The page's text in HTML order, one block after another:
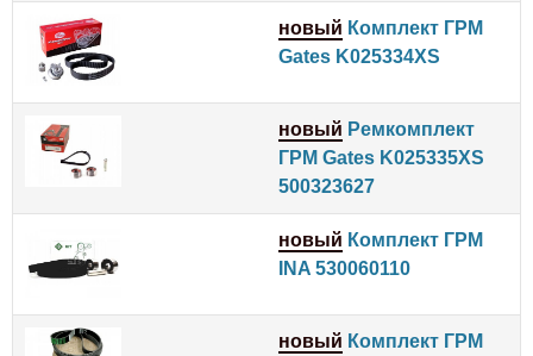
новый Комплект ГРМ
Gates K025334XS
новый Ремкомплект
ГРМ Gates K025335XS
500323627
новый Комплект ГРМ
INA 530060110
новый Комплект ГРМ